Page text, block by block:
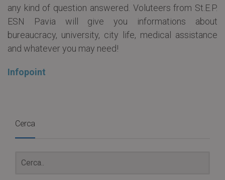
any kind of question answered. Voluteers from St.E.P.
ESN Pavia will give you informations about
bureaucracy, university, city life, medical assistance
and whatever you may need!
Infopoint
Cerca